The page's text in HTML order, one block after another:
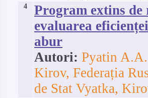
4
Program extins
evaluarea
abur
Autori: Pyatin
Kirov, Federația
de Stat Vyatka,